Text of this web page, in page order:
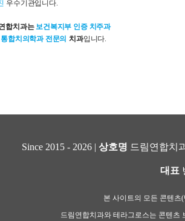
우수기관입니다.
합치과는보건복지부 인증 치주과
합치의학과 전문의 치과입니다.
Since 2015 - 2026 | 상호명 드림연합치
대표
본 사이트의 모든 콘텐츠
드림연합치과와 테라그로스는 콘텐